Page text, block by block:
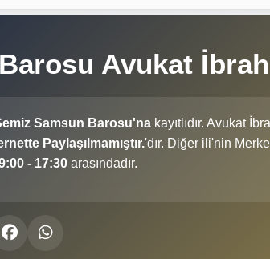
Avukat
Samsun Barosu'na kayıtlıdır. Avukat
Paylaşılmamıştır.'dır. Diğer ili'nin
- 17:30 arasındadır.